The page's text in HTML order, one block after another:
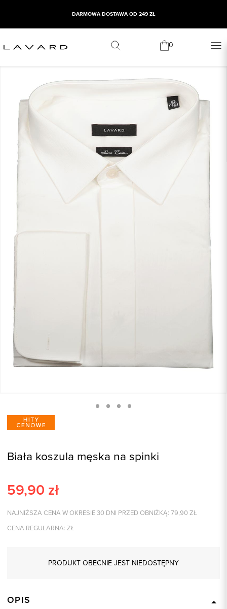
DARMOWA DOSTAWA OD 249 ZŁ
0
Biała koszula męska na spinki
59,90 zł
NAJNIŻSZA CENA W OKRESIE 30 DNI PRZED OBNIŻKĄ: 79,90 ZŁ
CENA REGULARNA: ZŁ
PRODUKT OBECNIE JEST NIEDOSTĘPNY
OPIS